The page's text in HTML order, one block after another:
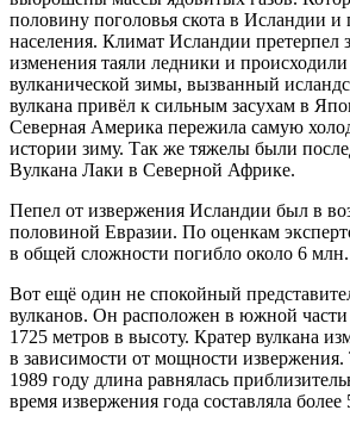
половину поголовья скота в Исландии и
населения. Климат Исландии претерпел
изменения таяли ледники и
вулканической зимы, вызванный
вулкана привёл к сильным засухам в
Северная Америка пережила самую
истории зиму. Так же тяжелы были
Вулкана Лаки в Северной Африке.
Пепел от извержения Исландии был в
половиной Евразии. По оценкам
в общей сложности погибло около 6 млн.
Вот ещё один не спокойный
вулканов. Он расположен в южной
1725 метров в высоту. Кратер вулкана
в зависимости от мощности
1989 году длина равнялась
время извержения года составляла более